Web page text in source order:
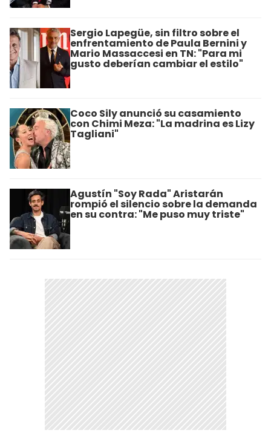
Sergio Lapegüe, sin filtro sobre el
enfrentamiento de Paula Bernini y
Mario Massaccesi en TN: "Para mi
gusto deberían cambiar el estilo"
Coco Sily anunció su casamiento
con Chimi Meza: "La madrina es Lizy
Tagliani"
Agustín "Soy Rada" Aristarán
rompió el silencio sobre la demanda
en su contra: "Me puso muy triste"